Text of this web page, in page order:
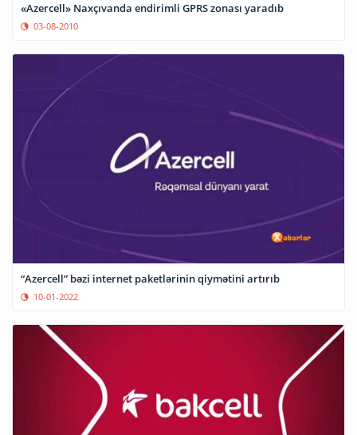
«Azercell» Naxçıvanda endirimli GPRS zonası yaradıb
03-08-2010
“Azercell” bəzi internet paketlərinin qiymətini artırıb
10-01-2022